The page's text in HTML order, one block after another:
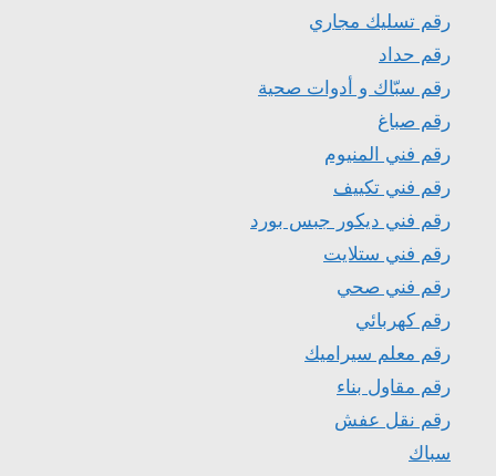
رقم تسليك مجاري
رقم حداد
رقم سبّاك و أدوات صحية
رقم صباغ
رقم فني المنيوم
رقم فني تكييف
رقم فني ديكور جبس بورد
رقم فني ستلايت
رقم فني صحي
رقم كهربائي
رقم معلم سيراميك
رقم مقاول بناء
رقم نقل عفش
سباك